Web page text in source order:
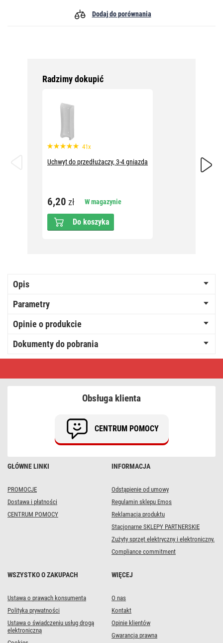
Dodaj do porównania
Radzimy dokupić
41x
Uchwyt do przedłużaczy, 3-4 gniazda
6,20 zł W magazynie
Do koszyka
Opis
Parametry
Opinie o produkcie
Dokumenty do pobrania
GŁÓWNE LINKI
PROMOCJE
Dostawa i płatności
CENTRUM POMOCY
INFORMACJA
Odstąpienie od umowy
Regulamin sklepu Emos
Reklamacja produktu
Stacjonarne SKLEPY PARTNERSKIE
Zużyty sprzęt elektryczny i elektroniczny.
Compliance commitment
WSZYSTKO O ZAKUPACH
Ustawa o prawach konsumenta
Polityka prywatności
Ustawa o świadczeniu usług drogą
elektroniczną
WIĘCEJ
O nas
Kontakt
Opinie klientów
Gwarancja prawna
Obsługa klienta
CENTRUM POMOCY